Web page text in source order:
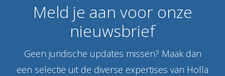
Meld je aan voor onze
nieuwsbrief
Geen juridische updates missen? Maak dan
een selectie uit de diverse expertises van Holla